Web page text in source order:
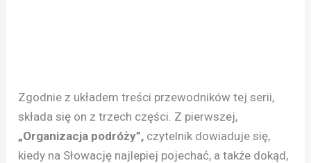
Zgodnie z układem treści przewodników tej serii,
składa się on z trzech części. Z pierwszej,
„Organizacja podróży”, czytelnik dowiaduje się,
kiedy na Słowację najlepiej pojechać, a także dokąd,